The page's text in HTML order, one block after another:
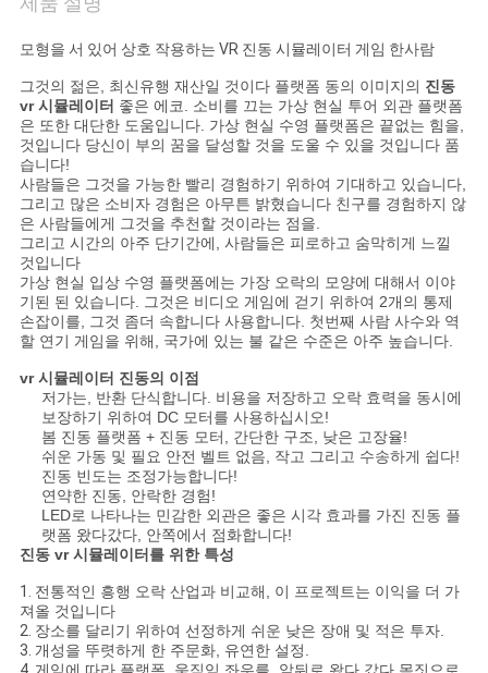
식
케
이
스
사
이
트
맵
PRIVACY
POLICY
모형을 서 있어 상호 작용하는 VR 진동 시뮬레이터 게임 한사람
그것의 젊은, 최신유행 재산일 것이다 플랫폼 동의 이미지의 진동
vr 시뮬레이터 좋은 에코. 소비를 끄는 가상 현실 투어 외관 플랫폼
은 또한 대단한 도움입니다. 가상 현실 수영 플랫폼은 끝없는 힘을,
것입니다 당신이 부의 꿈을 달성할 것을 도울 수 있을 것입니다 품
습니다!
사람들은 그것을 가능한 빨리 경험하기 위하여 기대하고 있습니다,
그리고 많은 소비자 경험은 아무튼 밝혔습니다 친구를 경험하지 않
은 사람들에게 그것을 추천할 것이라는 점을.
그리고 시간의 아주 단기간에, 사람들은 피로하고 숨막히게 느낄
것입니다
가상 현실 입상 수영 플랫폼에는 가장 오락의 모양에 대해서 이야
기된 된 있습니다. 그것은 비디오 게임에 걷기 위하여 2개의 통제
손잡이를, 그것 좀더 속합니다 사용합니다. 첫번째 사람 사수와 역
할 연기 게임을 위해, 국가에 있는 불 같은 수준은 아주 높습니다.
vr 시뮬레이터 진동의 이점
저가는, 반환 단식합니다. 비용을 저장하고 오락 효력을 동시에
보장하기 위하여 DC 모터를 사용하십시오!
봄 진동 플랫폼 + 진동 모터, 간단한 구조, 낮은 고장율!
쉬운 가동 및 필요 안전 벨트 없음, 작고 그리고 수송하게 쉽다!
진동 빈도는 조정가능합니다!
연약한 진동, 안락한 경험!
LED로 나타나는 민감한 외관은 좋은 시각 효과를 가진 진동 플
랫폼 왔다갔다, 안쪽에서 점화합니다!
진동 vr 시뮬레이터를 위한 특성
1. 전통적인 흥행 오락 산업과 비교해, 이 프로젝트는 이익을 더 가
져올 것입니다
2. 장소를 달리기 위하여 선정하게 쉬운 낮은 장애 및 적은 투자.
3. 개성을 뚜렷하게 한 주문화, 유연한 설정.